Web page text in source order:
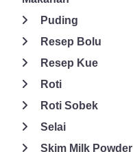
Puding
Resep Bolu
Resep Kue
Roti
Roti Sobek
Selai
Skim Milk Powder